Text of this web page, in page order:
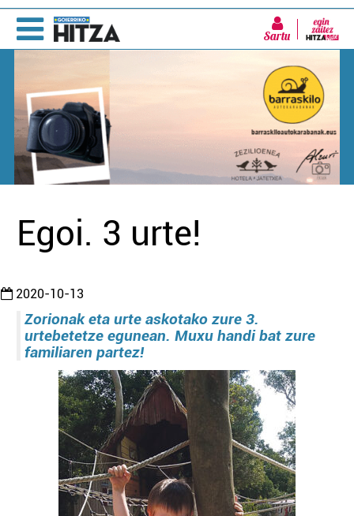
Sartu
Egoi. 3 urte!
2020-10-13
Zorionak eta urte askotako zure 3.
urtebetetze egunean. Muxu handi bat zure
familiaren partez!